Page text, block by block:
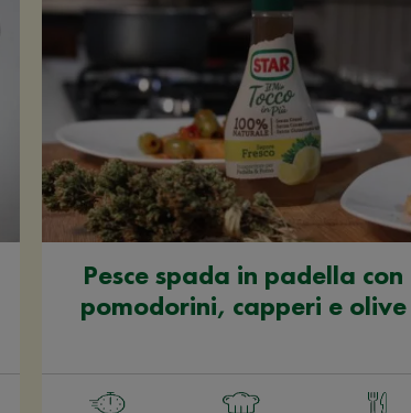
Pesce spada in padella con
pomodorini, capperi e olive